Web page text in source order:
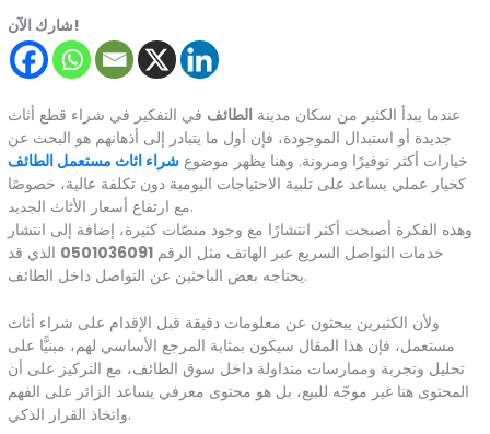
شارك الآن!
عندما يبدأ الكثير من سكان مدينة الطائف في التفكير في شراء قطع أثاث
جديدة أو استبدال الموجودة، فإن أول ما يتبادر إلى أذهانهم هو البحث عن
خيارات أكثر توفيرًا ومرونة. وهنا يظهر موضوع شراء اثاث مستعمل الطائف
كخيار عملي يساعد على تلبية الاحتياجات اليومية دون تكلفة عالية، خصوصًا
مع ارتفاع أسعار الأثاث الجديد.
وهذه الفكرة أصبحت أكثر انتشارًا مع وجود منصّات كثيرة، إضافة إلى انتشار
خدمات التواصل السريع عبر الهاتف مثل الرقم 0501036091 الذي قد
يحتاجه بعض الباحثين عن التواصل داخل الطائف.
ولأن الكثيرين يبحثون عن معلومات دقيقة قبل الإقدام على شراء أثاث
مستعمل، فإن هذا المقال سيكون بمثابة المرجع الأساسي لهم، مبنيًّا على
تحليل وتجربة وممارسات متداولة داخل سوق الطائف، مع التركيز على أن
المحتوى هنا غير موجّه للبيع، بل هو محتوى معرفي يساعد الزائر على الفهم
واتخاذ القرار الذكي.